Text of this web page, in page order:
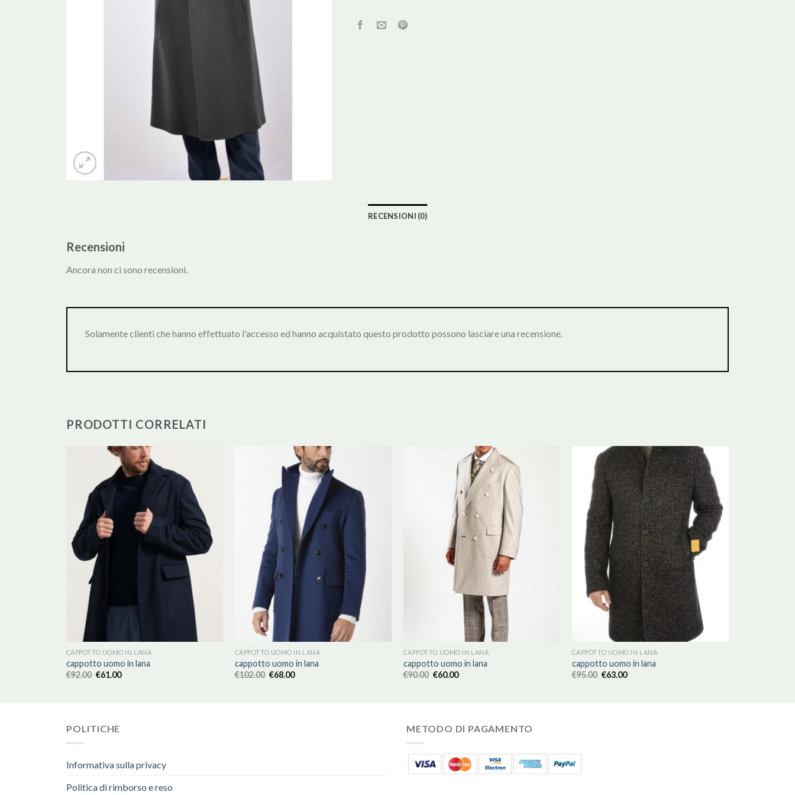
RECENSIONI (0)
Recensioni
Ancora non ci sono recensioni.
Solamente clienti che hanno effettuato l'accesso ed hanno acquistato questo prodotto possono lasciare una recensione.
PRODOTTI CORRELATI
CAPPOTTO UOMO IN LANA
cappotto uomo in lana
€92.00 €61.00
CAPPOTTO UOMO IN LANA
cappotto uomo in lana
€102.00 €68.00
CAPPOTTO UOMO IN LANA
cappotto uomo in lana
€90.00 €60.00
CAPPOTTO UOMO IN LANA
cappotto uomo in lana
€95.00 €63.00
POLITICHE
Informativa sulla privacy
Politica di rimborso e reso
METODO DI PAGAMENTO